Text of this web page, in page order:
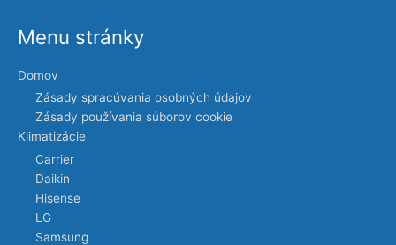
Menu stránky
Domov
Zásady spracúvania osobných údajov
Zásady používania súborov cookie
Klimatizácie
Carrier
Daikin
Hisense
LG
Samsung